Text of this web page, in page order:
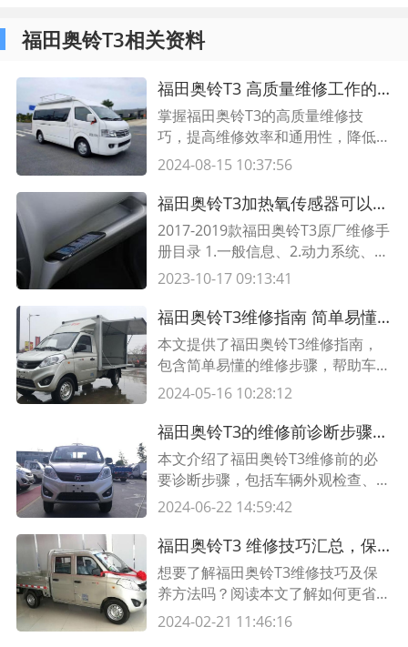
福田奥铃T3相关资料
福田奥铃T3 高质量维修工作的关键技巧
掌握福田奥铃T3的高质量维修技
巧，提高维修效率和通用性，降低维
修成本。阅读本文，了解如何进行高
2024-08-15 10:37:56
福田奥铃T3加热氧传感器可以清洗吗?氧传感器要用清洗液泡多久
2017-2019款福田奥铃T3原厂维修手
册目录 1.一般信息、2.动力系统、3.
传动系统、4.底盘系统、5.车身装
故障诊断码目录 用小苏打清洗氧传
感器好吗 01-发动机电控故障诊断、
02-进气岐管压力、温度传感器故
障、03-爆震传感器故障、04-曲轴位
置传
2023-10-17 09:13:41
福田奥铃T3维修指南 简单易懂的维修步骤
本文提供了福田奥铃T3维修指南，
包含简单易懂的维修步骤，帮助车主
快速解决常见故障。了解福田奥铃T
爱车，提高使用寿命。
2024-05-16 10:28:12
福田奥铃T3的维修前诊断步骤及要点解析
本文介绍了福田奥铃T3维修前的必
要诊断步骤，包括车辆外观检查、故
障判断与分析、系统诊断等，并提供
者更好地进行车辆维修。
2024-06-22 14:59:42
福田奥铃T3 维修技巧汇总，保养更省心
想要了解福田奥铃T3维修技巧及保
养方法吗？阅读本文了解如何更省心
地维护您的车辆，同时找到适合的维
2024-02-21 11:46:16